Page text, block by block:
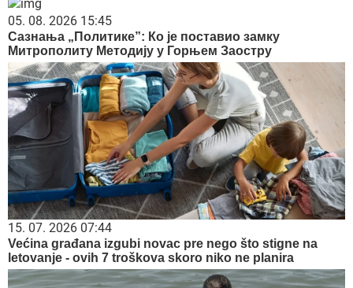
05. 08. 2026 15:45
Сазнања „Политике”: Ко је поставио замку
Митрополиту Методију у Горњем Заостру
15. 07. 2026 07:44
Većina građana izgubi novac pre nego što stigne na
letovanje - ovih 7 troškova skoro niko ne planira